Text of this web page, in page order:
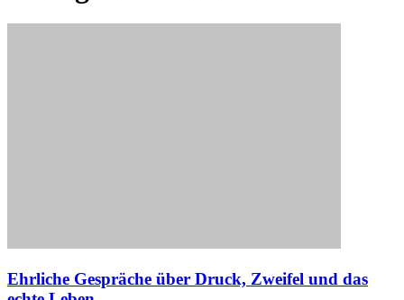
Ehrliche Gespräche über Druck, Zweifel und das